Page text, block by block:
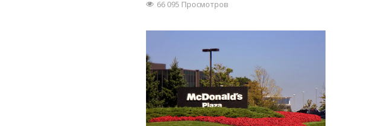
66 095 Просмотров